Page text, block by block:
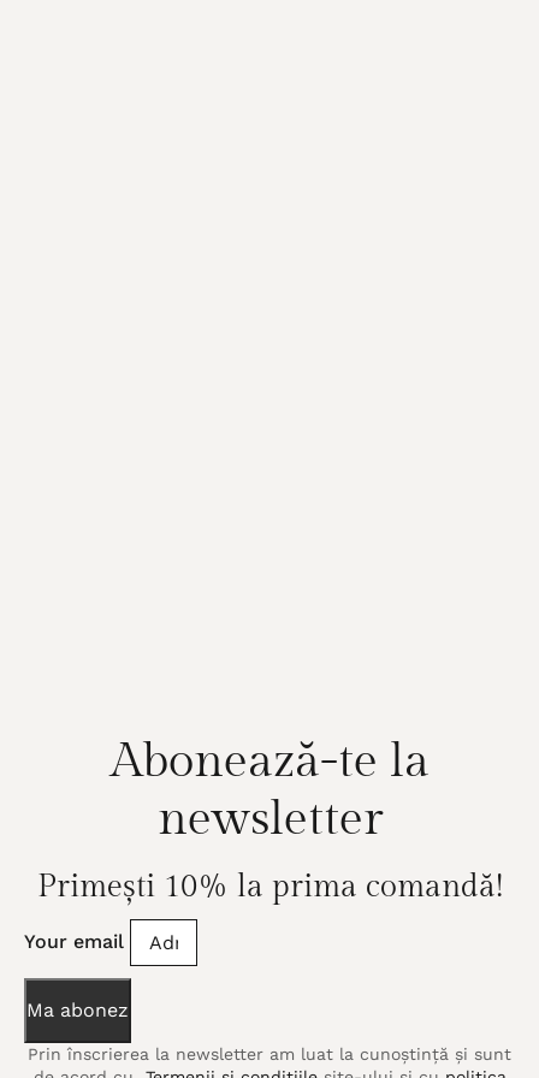
Abonează-te la
newsletter
Primești 10% la prima comandă!
Your email
Ma abonez
Prin înscrierea la newsletter am luat la cunoștință și sunt